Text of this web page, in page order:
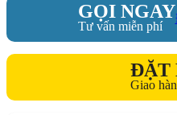
GỌI NGAY
Tư vấn miễn phí
ĐẶT
Giao